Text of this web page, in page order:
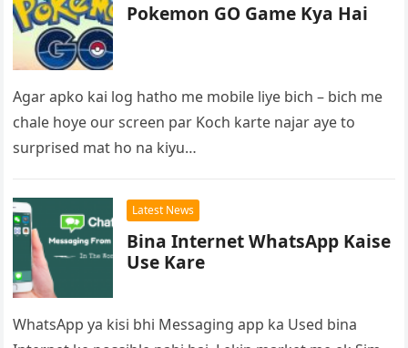
Pokemon GO Game Kya Hai
Agar apko kai log hatho me mobile liye bich – bich me
chale hoye our screen par Koch karte najar aye to
surprised mat ho na kiyu…
Latest News
Bina Internet WhatsApp Kaise
Use Kare
WhatsApp ya kisi bhi Messaging app ka Used bina